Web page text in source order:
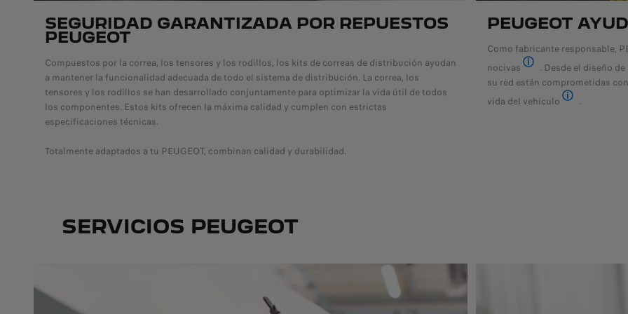
SEGURIDAD GARANTIZADA POR REPUESTOS
PEUGEOT
Compuestos por la correa, los tensores y los rodillos, los kits de correas de distribución ayudan
a mantener la funcionalidad adecuada de todo el sistema de distribución. La correa, los
tensores y los rodillos se han desarrollado conjuntamente para optimizar la vida útil de todos
los componentes. Estos kits ofrecen la máxima calidad y cumplen con estrictas
especificaciones técnicas.
Totalmente adaptados a tu PEUGEOT, combinan calidad y durabilidad.
PEUGEOT
Como fabricante responsable,
nocivas
Para mayor
. Desde el diseño
su red están comprometidas
vida del vehículo
.
SERVICIOS PEUGEOT